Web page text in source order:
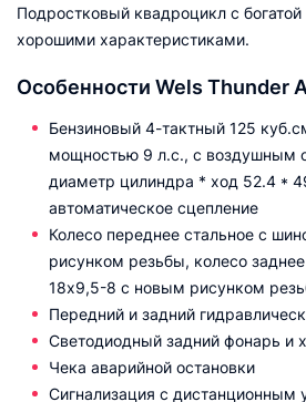
Подростковый квадроцикл с
хорошими характеристиками.
Особенности Wels Thunder
Бензиновый 4-тактный 125
мощностью 9 л.с., с воздушным
диаметр цилиндра * ход 52.4 *
автоматическое сцепление
Колесо переднее стальное с
рисунком резьбы, колесо
18х9,5-8 с новым рисунком
Передний и задний
Светодиодный задний фонарь и
Чека аварийной остановки
Сигнализация с дистанционным